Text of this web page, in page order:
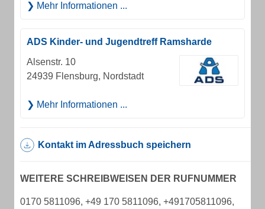
Mehr Informationen ...
ADS Kinder- und Jugendtreff Ramsharde
Alsenstr. 10
24939 Flensburg, Nordstadt
Mehr Informationen ...
Kontakt im Adressbuch speichern
WEITERE SCHREIBWEISEN DER RUFNUMMER
0170 5811096, +49 170 5811096, +491705811096,